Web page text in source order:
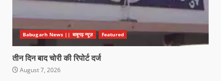
Babugarh News || बाबूगढ़ न्यूज़ Featured
तीन दिन बाद चोरी की रिपोर्ट दर्ज
August 7, 2026